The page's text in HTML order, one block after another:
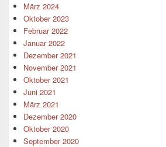
März 2024
Oktober 2023
Februar 2022
Januar 2022
Dezember 2021
November 2021
Oktober 2021
Juni 2021
März 2021
Dezember 2020
Oktober 2020
September 2020